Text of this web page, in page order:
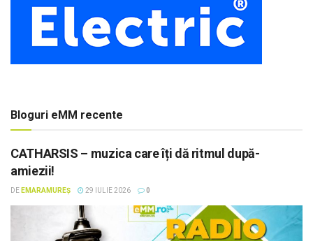
Bloguri eMM recente
CATHARSIS – muzica care îți dă ritmul după-
amiezii!
DE EMARAMUREȘ 29 IULIE 2026 0